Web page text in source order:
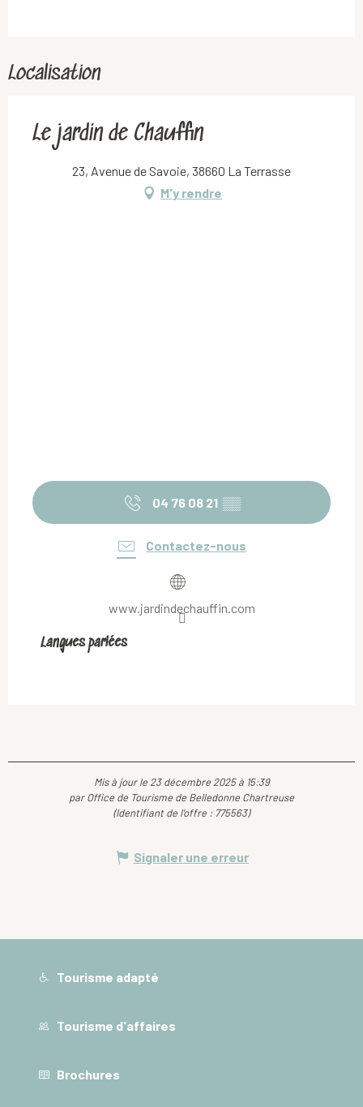
Localisation
Le jardin de Chauffin
23, Avenue de Savoie, 38660 La Terrasse
M'y rendre
04 76 08 21 ▒▒
Contactez-nous
www.jardindechauffin.com
Langues parlées
Langues parlées
Mis à jour le 23 décembre 2025 à 15:39
par Office de Tourisme de Belledonne Chartreuse
(Identifiant de l'offre : 775563)
Signaler une erreur
Tourisme adapté
Tourisme d'affaires
Brochures